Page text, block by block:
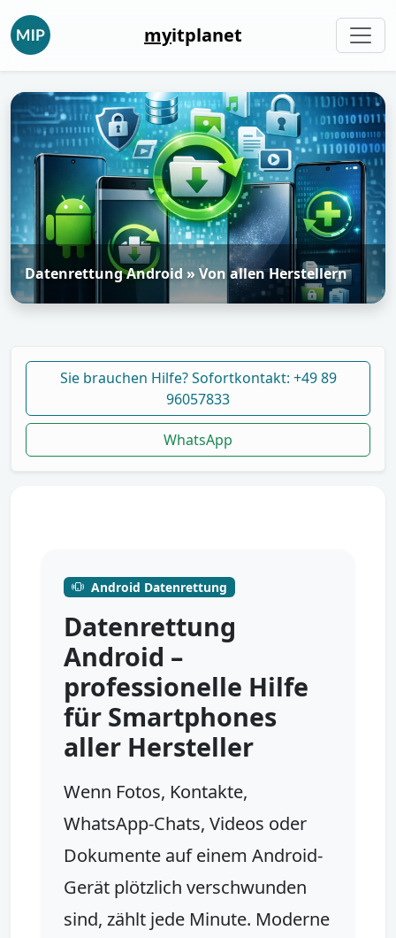
myitplanet
Datenrettung Android » Von allen Herstellern
Sie brauchen Hilfe? Sofortkontakt: +49 89
96057833
WhatsApp
Android Datenrettung
Datenrettung
Android –
professionelle Hilfe
für Smartphones
aller Hersteller
Wenn Fotos, Kontakte,
WhatsApp-Chats, Videos oder
Dokumente auf einem Android-
Gerät plötzlich verschwunden
sind, zählt jede Minute. Moderne